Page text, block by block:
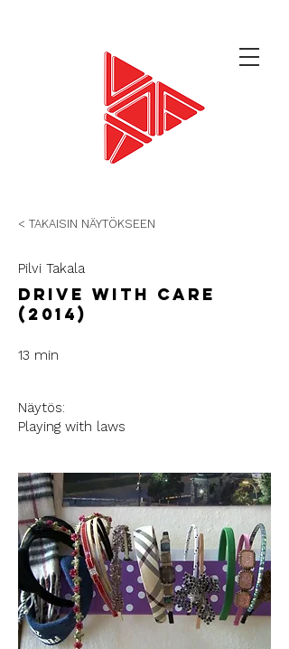
< TAKAISIN NÄYTÖKSEEN
Pilvi Takala
Drive with care
(2014)
13 min
Näytös:
Playing with laws